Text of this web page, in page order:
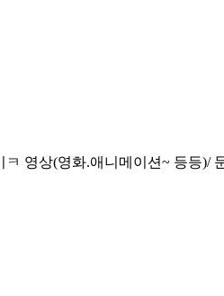
영상(영화.애니메이션~ 등등)/